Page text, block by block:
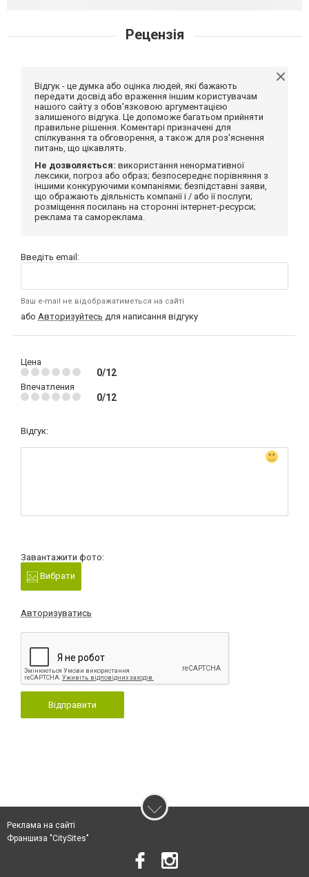
Рецензія
Відгук - це думка або оцінка людей, які бажають
передати досвід або враження іншим користувачам
нашого сайту з обов'язковою аргументацією
залишеного відгука. Це допоможе багатьом прийняти
правильне рішення. Коментарі призначені для
спілкування та обговорення, а також для роз'яснення
питань, що цікавлять.
Не дозволяється: використання ненормативної
лексики, погроз або образ; безпосереднє порівняння з
іншими конкуруючими компаніями; безпідставні заяви,
що ображають діяльність компанії і / або її послуги;
розміщення посилань на сторонні інтернет-ресурси;
реклама та самореклама.
Введіть email:
Ваш e-mail не відображатиметься на сайті
або Авторизуйтесь для написання відгуку
Цена
0/12
Впечатления
0/12
Відгук:
Завантажити фото:
Вибрати
Авторизуватись
Відправити
Реклама на сайті
Франшиза "CitySites"